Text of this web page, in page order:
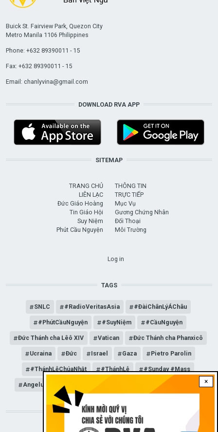
×
Buick St. Fairview Park, Quezon City
Metro Manila 1106 Philippines
Phone: +632 89390011 - 15
Fax: +632 89390011 - 15
Email: chanlyvina@gmail.com
DOWNLOAD RVA APP
SITEMAP
TRANG CHỦ
LIÊN LẠC
Đức Giáo Hoàng
Tin Giáo Hội
Suy Niệm
Phút Cầu Nguyện
THÔNG TIN
TRỰC TIẾP
Mục Vụ
Gương Chứng Nhân
Đối Thoại
Môi Trường
Log in
TAGS
SNLC #RadioVeritasAsia #ĐàiChânLýÁChâu
#PhútCầuNguyện #SuyNiệm #CầuNguyện
Đức Thánh cha Lêô XIV Vatican Đức Thánh cha Phanxicô
Ucraina Đức Israel Gaza Pietro Parolin
#ThánhLễChúaNhật #ThánhLễ #Sunday #Mass
Angelus Đức Giáo hoàng Lêô XIV General Audience
STAY CONNECTED WITH US!